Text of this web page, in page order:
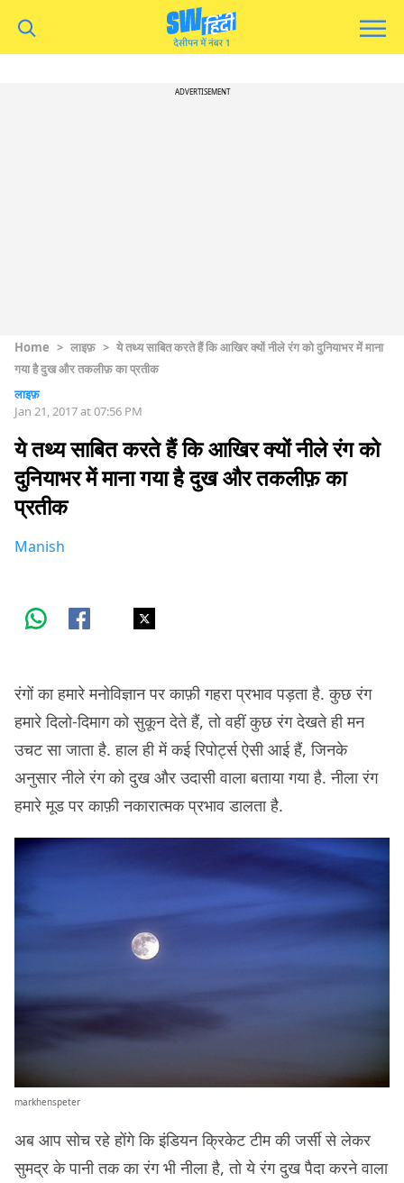
ADVERTISEMENT
Home > लाइफ़ > ये तथ्य साबित करते हैं कि आखिर क्यों नीले रंग को दुनियाभर में माना
गया है दुख और तकलीफ़ का प्रतीक
लाइफ़
Jan 21, 2017 at 07:56 PM
ये तथ्य साबित करते हैं कि आखिर क्यों नीले रंग को
दुनियाभर में माना गया है दुख और तकलीफ़ का
प्रतीक
Manish
रंगों का हमारे मनोविज्ञान पर काफ़ी गहरा प्रभाव पड़ता है. कुछ रंग
हमारे दिलो-दिमाग को सुकून देते हैं, तो वहीं कुछ रंग देखते ही मन
उचट सा जाता है. हाल ही में कई रिपोर्ट्स ऐसी आई हैं, जिनके
अनुसार नीले रंग को दुख और उदासी वाला बताया गया है. नीला रंग
हमारे मूड पर काफ़ी नकारात्मक प्रभाव डालता है.
markhenspeter
अब आप सोच रहे होंगे कि इंडियन क्रिकेट टीम की जर्सी से लेकर
सुमद्र के पानी तक का रंग भी नीला है, तो ये रंग दुख पैदा करने वाला